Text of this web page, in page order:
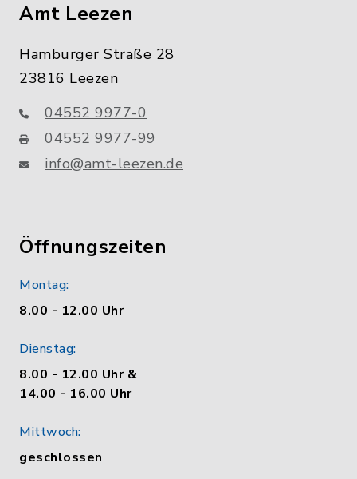
Amt Leezen
Hamburger Straße 28
23816 Leezen
04552 9977-0
04552 9977-99
info@amt-leezen.de
Öffnungszeiten
Montag:
8.00 - 12.00 Uhr
Dienstag:
8.00 - 12.00 Uhr &
14.00 - 16.00 Uhr
Mittwoch:
geschlossen